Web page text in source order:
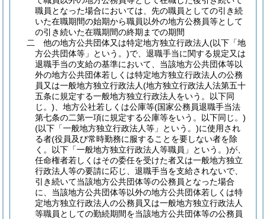
職員となった場合においては、先の職員としての引き続
いた在職期間の始期から職員以外の地方公務員等として
の引き続いた在職期間の終期までの期間
二
他の地方公共団体又は特定地方独立行政法人(以下「地
方公共団体等」という。)で、退職手当に関する規定又は
退職手当の支給の基準において、当該地方公共団体等以
外の地方公共団体若しくは特定地方独立行政法人の公務
員又は一般地方独立行政法人(地方独立行政法人法第五十
五条に規定する一般地方独立行政法人をいう。以下同
じ。) 、地方公社若しくは公庫等(国家公務員退職手当法
第七条の二第一項に規定する公庫等をいう。以下同じ。)
(以下「一般地方独立行政法人等」という。)に使用され
る者(役員及び常時勤務に服することを要しない者を除
く。以下「一般地方独立行政法人等職員」という。)が、
任命権者若しくはその委任を受けた者又は一般地方独立
行政法人等の要請に応じ、退職手当を支給されないで、
引き続いて当該地方公共団体等の公務員となった場合
に、当該地方公共団体等以外の地方公共団体若しくは特
定地方独立行政法人の公務員又は一般地方独立行政法人
等職員としての勤続期間を当該地方公共団体等の公務員